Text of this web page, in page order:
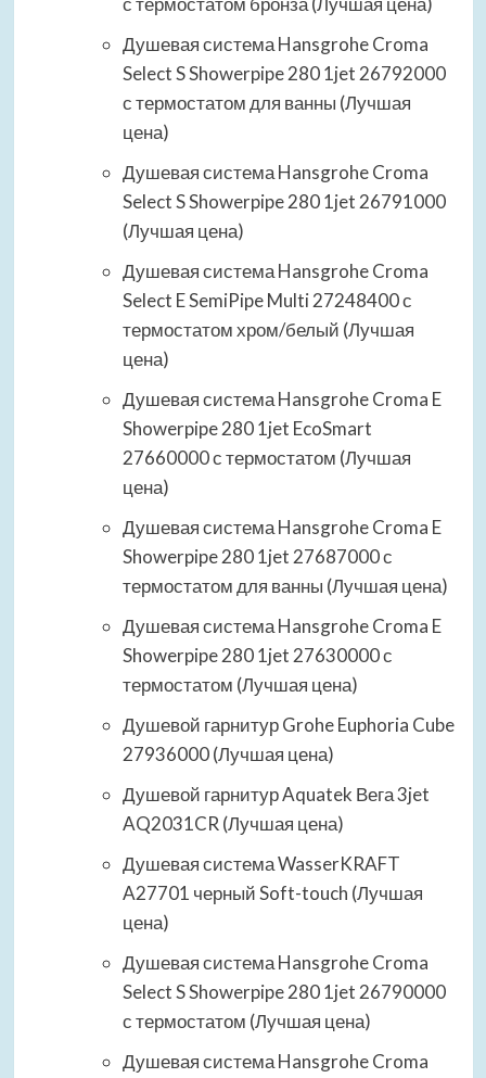
Душевая система Hansgrohe Croma
Select S Showerpipe 280 1jet 26792000
с термостатом для ванны (Лучшая
цена)
Душевая система Hansgrohe Croma
Select S Showerpipe 280 1jet 26791000
(Лучшая цена)
Душевая система Hansgrohe Croma
Select E SemiPipe Multi 27248400 с
термостатом хром/белый (Лучшая
цена)
Душевая система Hansgrohe Croma E
Showerpipe 280 1jet EcoSmart
27660000 с термостатом (Лучшая
цена)
Душевая система Hansgrohe Croma E
Showerpipe 280 1jet 27687000 с
термостатом для ванны (Лучшая цена)
Душевая система Hansgrohe Croma E
Showerpipe 280 1jet 27630000 с
термостатом (Лучшая цена)
Душевой гарнитур Grohe Euphoria Cube
27936000 (Лучшая цена)
Душевой гарнитур Aquatek Вега 3jet
AQ2031CR (Лучшая цена)
Душевая система WasserKRAFT
A27701 черный Soft-touch (Лучшая
цена)
Душевая система Hansgrohe Croma
Select S Showerpipe 280 1jet 26790000
с термостатом (Лучшая цена)
Душевая система Hansgrohe Croma